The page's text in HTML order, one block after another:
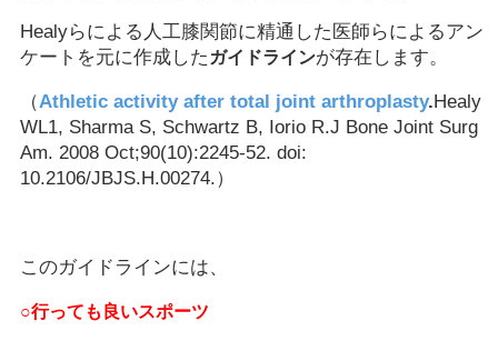
Healyらによる人工膝関節に精通した医師らによるアン
ケートを元に作成した ガイドラインが存在します。
（Athletic activity after total joint arthroplasty. Healy
WL1, Sharma S, Schwartz B, Iorio R.J Bone Joint Surg
Am. 2008 Oct;90(10):2245-52. doi:
10.2106/JBJS.H.00274.）
このガイドラインには、
○行っても良いスポーツ